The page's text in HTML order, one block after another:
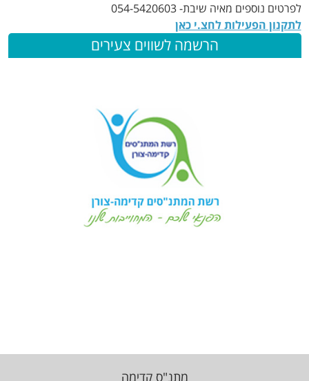
לפרטים נוספים מאיה שיבת- 054-5420603
לתקנון הפעילות לחצ.י כאן
הרשמה לשווים צעירים
מתנ"ס קדימה